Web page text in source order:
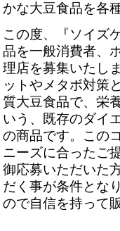
かな大豆食品を各
この度、『ソイズ
品を一般消費者、
理店を募集いたし
ットやメタボ対策
質大豆食品で、栄
いう、既存のダイ
の商品です。この
ニーズに合ったご
御応募いただいた
だく事が条件とな
ので自信を持って